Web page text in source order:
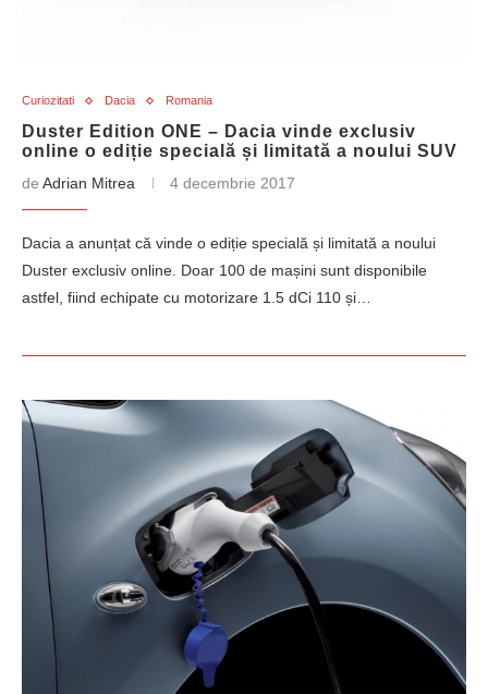
Curiozitati Dacia Romania
Duster Edition ONE – Dacia vinde exclusiv
online o ediție specială și limitată a noului SUV
de Adrian Mitrea 4 decembrie 2017
Dacia a anunțat că vinde o ediție specială și limitată a noului
Duster exclusiv online. Doar 100 de mașini sunt disponibile
astfel, fiind echipate cu motorizare 1.5 dCi 110 și…